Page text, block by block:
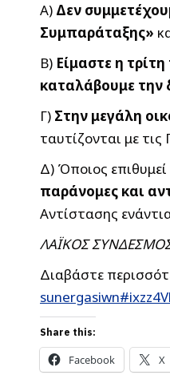
Α) Δεν
Συμπαράταξης»
Β) Είμαστε η
καταλάβουμε την
Γ) Στην μεγάλη
ταυτίζονται με
Δ) Όποιος
παράνομες και
Αντίστασης
ΛΑΪΚΟΣ
Διαβάστε
Share this:
Facebook X